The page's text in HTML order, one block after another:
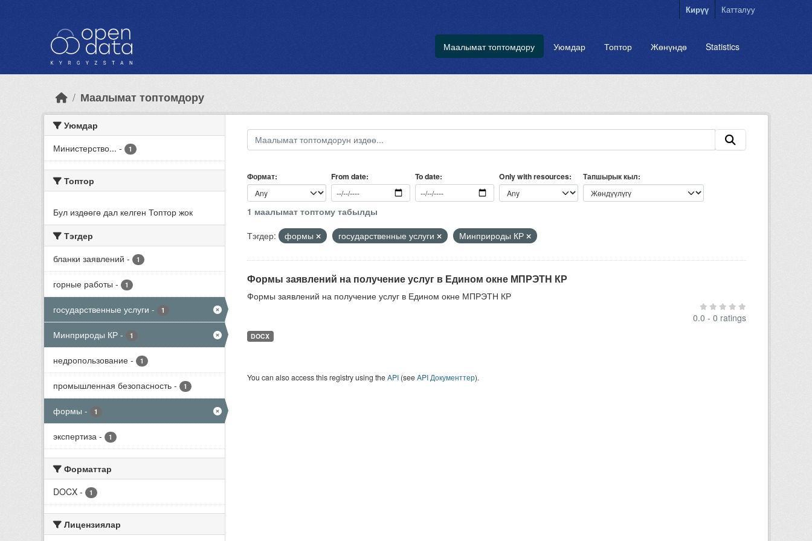
Кирүү Катталуу
Маалымат топтомдору Уюмдар Топтор Жөнүндө Statistics
Маалымат топтомдору
Уюмдар
Министерство... - 1
Топтор
Бул издөөгө дал келген Топтор жок
Тэгдер
бланки заявлений - 1
горные работы - 1
государственные услуги - 1
Минприроды КР - 1
недропользование - 1
промышленная безопасность - 1
формы - 1
экспертиза - 1
Форматтар
DOCX - 1
Лицензиялар
Формат From date To date Only with resources Тапшырык кыл
1 маалымат топтому табылды
Тэгдер:
формы государственные услуги Минприроды КР
Формы заявлений на получение услуг в Едином окне МПРЭТН КР
Формы заявлений на получение услуг в Едином окне МПРЭТН КР
0.0 - 0 ratings
DOCX
You can also access this registry using theAPI(seeAPI Документтер).